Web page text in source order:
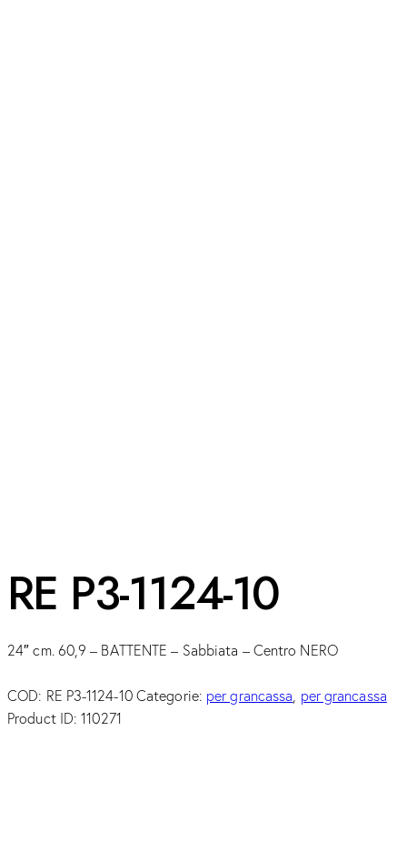
RE P3-1124-10
24″ cm. 60,9 – BATTENTE – Sabbiata – Centro NERO
COD: RE P3-1124-10 Categorie: per grancassa, per grancassa
Product ID:110271